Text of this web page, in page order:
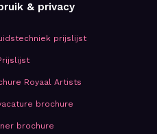
& privacy
prijslijst
Royaal Artists
brochure
brochure